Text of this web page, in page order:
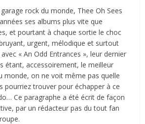
rock du monde, Thee Oh Sees
ses albums plus vite que
et pourtant à chaque sortie le choc
urgent, mélodique et surtout
« An Odd Entrances », leur dernier
étant, accessoirement, le meilleur
monde, on ne voit même pas quelle
pourriez trouver pour échapper à ce
Ce paragraphe a été écrit de façon
par un rédacteur pas du tout fan